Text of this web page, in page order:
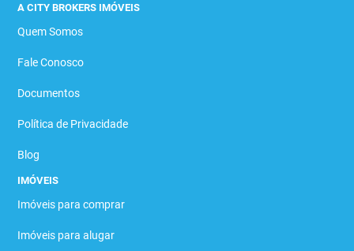
A CITY BROKERS IMÓVEIS
Quem Somos
Fale Conosco
Documentos
Política de Privacidade
Blog
IMÓVEIS
Imóveis para comprar
Imóveis para alugar